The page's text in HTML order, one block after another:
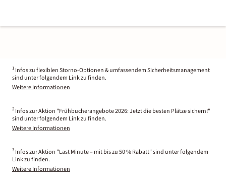
1 Infos zu flexiblen Storno-Optionen & umfassendem Sicherheitsmanagement
sind unter folgendem Link zu finden.
Weitere Informationen
2 Infos zur Aktion "Frühbucherangebote 2026: Jetzt die besten Plätze sichern!"
sind unter folgendem Link zu finden.
Weitere Informationen
3 Infos zur Aktion "Last Minute – mit bis zu 50 % Rabatt" sind unter folgendem
Link zu finden.
Weitere Informationen